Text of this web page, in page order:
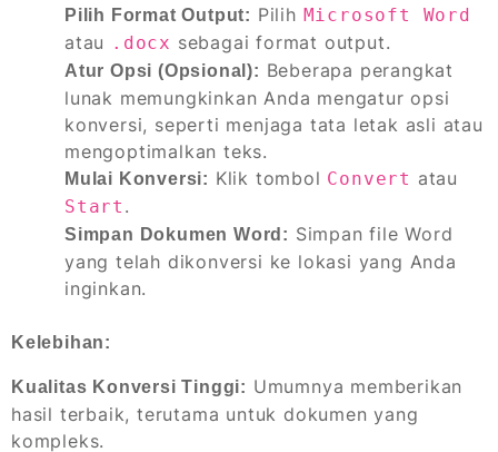
Pilih Format Output: Pilih Microsoft Word
atau .docx sebagai format output.
Atur Opsi (Opsional): Beberapa perangkat
lunak memungkinkan Anda mengatur opsi
konversi, seperti menjaga tata letak asli atau
mengoptimalkan teks.
Mulai Konversi: Klik tombol Convert atau
Start .
Simpan Dokumen Word: Simpan file Word
yang telah dikonversi ke lokasi yang Anda
inginkan.
Kelebihan:
Kualitas Konversi Tinggi: Umumnya memberikan
hasil terbaik, terutama untuk dokumen yang
kompleks.